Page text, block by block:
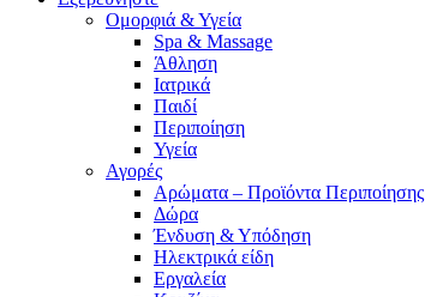
Ομορφιά & Υγεία
Spa & Massage
Άθληση
Ιατρικά
Παιδί
Περιποίηση
Υγεία
Αγορές
Αρώματα – Προϊόντα Περιποίησης
Δώρα
Ένδυση & Υπόδηση
Ηλεκτρικά είδη
Εργαλεία